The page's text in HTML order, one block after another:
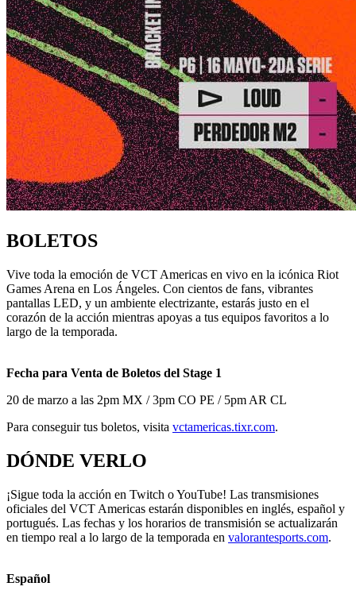
BOLETOS
Vive toda la emoción de VCT Americas en vivo en la icónica Riot
Games Arena en Los Ángeles. Con cientos de fans, vibrantes
pantallas LED, y un ambiente electrizante, estarás justo en el
corazón de la acción mientras apoyas a tus equipos favoritos a lo
largo de la temporada.
Fecha para Venta de Boletos del Stage 1
20 de marzo a las 2pm MX / 3pm CO PE / 5pm AR CL
Para conseguir tus boletos, visita vctamericas.tixr.com.
DÓNDE VERLO
¡Sigue toda la acción en Twitch o YouTube! Las transmisiones
oficiales del VCT Americas estarán disponibles en inglés, español y
portugués. Las fechas y los horarios de transmisión se actualizarán
en tiempo real a lo largo de la temporada en valorantesports.com.
Español